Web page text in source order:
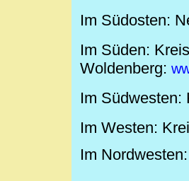
Im Südosten:
Im Süden:
Woldenberg:
Im Südwesten:
Im Westen:
Im